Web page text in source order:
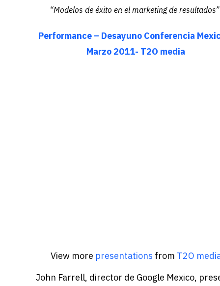
“Modelos de éxito en el marketing de resultados”
Performance – Desayuno Conferencia
Marzo 2011- T2O media
View more presentations from T2O
John Farrell, director de Google Mexico,